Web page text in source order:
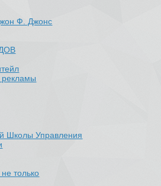
Ф. Джонс
рекламы
Школы Управления
только